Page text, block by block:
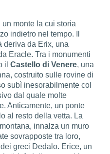
un monte la cui storia
indietro nel tempo. Il
deriva da Erix, una
Eracle. Tra i monumenti
ilCastello di Venere, una
costruito sulle rovine di
subì inesorabilmente col
dal quale molte
Anticamente, un ponte
al resto della vetta. La
innalza un muro
sovrapposte tra loro,
greci Dedalo. Erice, un